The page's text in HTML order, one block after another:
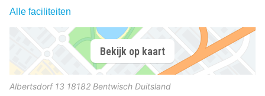
Alle faciliteiten
Bekijk op kaart
Albertsdorf 13 18182 Bentwisch Duitsland